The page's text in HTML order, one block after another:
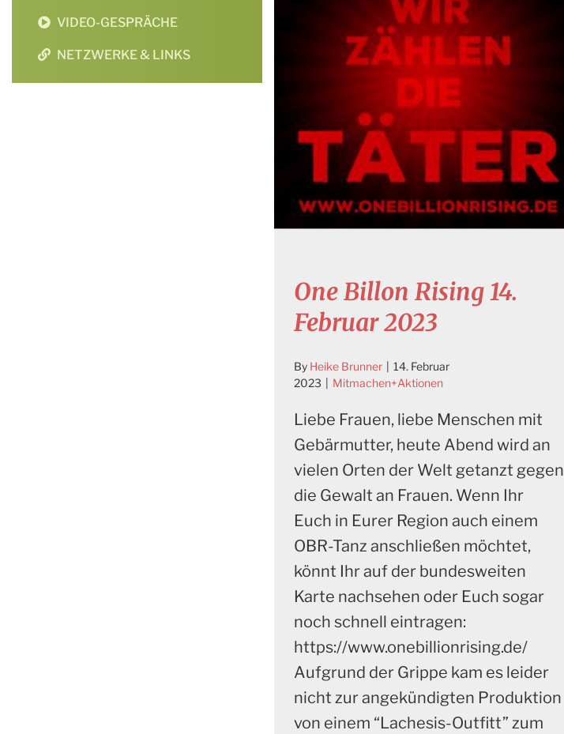
VIDEO-GESPRÄCHE
NETZWERKE & LINKS
One Billon Rising 14.
Februar 2023
By Heike Brunner
14. Februar
2023
Mitmachen+Aktionen
Liebe Frauen, liebe Menschen mit
Gebärmutter, heute Abend wird an
vielen Orten der Welt getanzt gegen
die Gewalt an Frauen. Wenn Ihr
Euch in Eurer Region auch einem
OBR-Tanz anschließen möchtet,
könnt Ihr auf der bundesweiten
Karte nachsehen oder Euch sogar
noch schnell eintragen:
https://www.onebillionrising.de/
Aufgrund der Grippe kam es leider
nicht zur angekündigten Produktion
von einem “Lachesis-Outfitt” zum